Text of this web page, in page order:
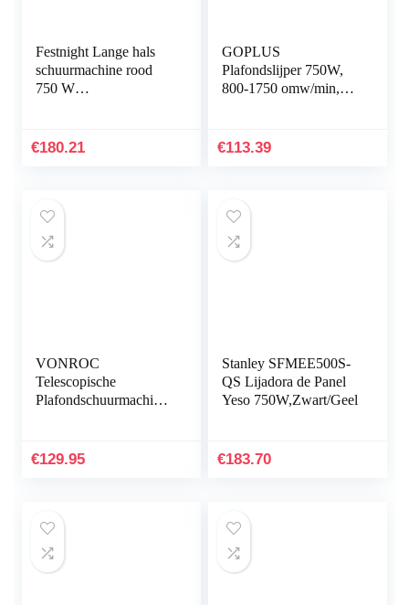
Festnight Lange hals
schuurmachine rood
750 W
toerental 800-1750 rpm
€180.21
GOPLUS
Plafondslijper 750W,
800-1750 omw/min,
met
€113.39
VONROC
Telescopische
Plafondschuurmachine
& muur
€129.95
Stanley SFMEE500S-
QS Lijadora de Panel
Yeso 750W,Zwart/Geel
€183.70